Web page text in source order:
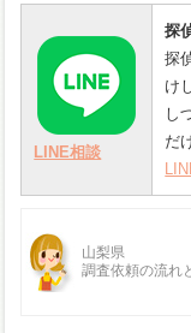
LINE相談
探
探
け
し
だ
山梨県
調査依頼の流れ